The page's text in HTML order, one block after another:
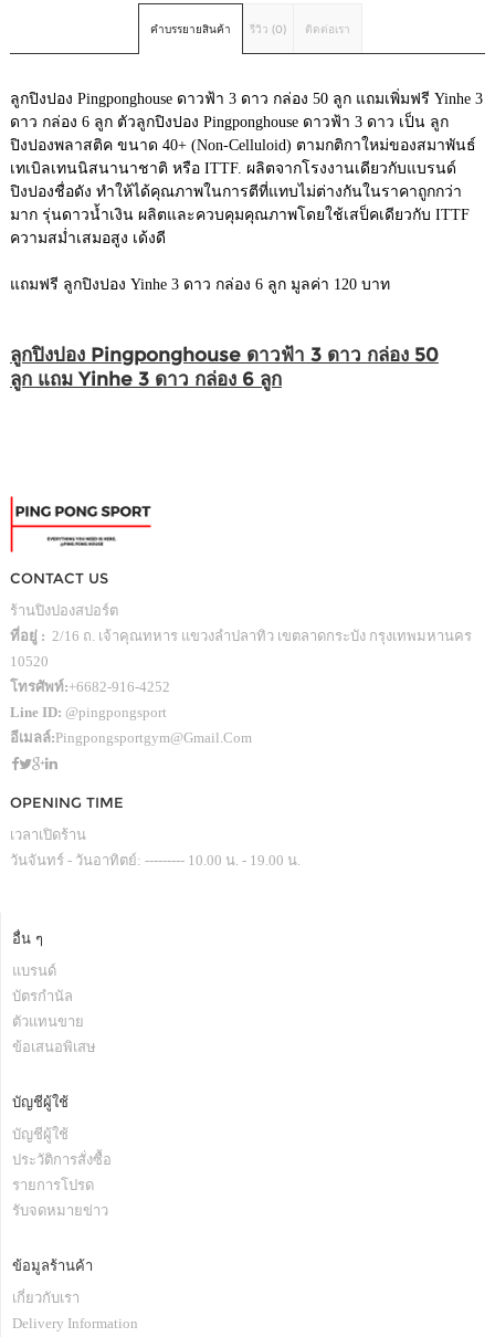
คำบรรยายสินค้า รีวิว (0) ติดต่อเรา
ลูกปิงปอง Pingponghouse ดาวฟ้า 3 ดาว กล่อง 50 ลูก แถมเพิ่มฟรี Yinhe 3
ดาว กล่อง 6 ลูก ตัวลูกปิงปอง Pingponghouse ดาวฟ้า 3 ดาว เป็น ลูก
ปิงปองพลาสติค ขนาด 40+ (Non-Celluloid) ตามกติกาใหม่ของสมาพันธ์
เทเบิลเทนนิสนานาชาติ หรือ ITTF. ผลิตจากโรงงานเดียวกับแบรนด์
ปิงปองชื่อดัง ทำให้ได้คุณภาพในการตีที่แทบไม่ต่างกันในราคาถูกกว่า
มาก รุ่นดาวน้ำเงิน ผลิตและควบคุมคุณภาพโดยใช้เสป็คเดียวกับ ITTF
ความสม่ำเสมอสูง เด้งดี
แถมฟรี ลูกปิงปอง Yinhe 3 ดาว กล่อง 6 ลูก มูลค่า 120 บาท
ลูกปิงปอง Pingponghouse ดาวฟ้า 3 ดาว กล่อง 50
ลูก แถม Yinhe 3 ดาว กล่อง 6 ลูก
CONTACT US
ร้านปิงปองสปอร์ต
ที่อยู่ : 2/16 ถ. เจ้าคุณทหาร แขวงลำปลาทิว เขตลาดกระบัง กรุงเทพมหานคร
10520
โทรศัพท์:+6682-916-4252
Line ID: @pingpongsport
อีเมลล์:Pingpongsportgym@gmail.com
OPENING TIME
เวลาเปิดร้าน
วันจันทร์ - วันอาทิตย์: --------- 10.00 น. - 19.00 น.
อื่น ๆ
แบรนด์
บัตรกำนัล
ตัวแทนขาย
ข้อเสนอพิเสษ
บัญชีผู้ใช้
บัญชีผู้ใช้
ประวัติการสั่งซื้อ
รายการโปรด
รับจดหมายข่าว
ข้อมูลร้านค้า
เกี่ยวกับเรา
Delivery Information